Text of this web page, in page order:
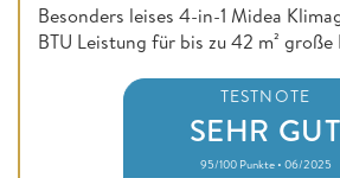
Besonders leises 4-in-1 Midea
BTU Leistung für bis zu 42 m² große
TESTNOTE
SEHR GUT
95/100 Punkte • 06/2025